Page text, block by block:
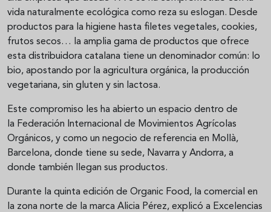
vida naturalmente ecológica como reza su eslogan. Desde
productos para la higiene hasta filetes vegetales, cookies,
frutos secos… la amplia gama de productos que ofrece
esta distribuidora catalana tiene un denominador común: lo
bio, apostando por la agricultura orgánica, la producción
vegetariana, sin gluten y sin lactosa.
Este compromiso les ha abierto un espacio dentro de
la Federación Internacional de Movimientos Agrícolas
Orgánicos, y como un negocio de referencia en Mollà,
Barcelona, donde tiene su sede, Navarra y Andorra, a
donde también llegan sus productos.
Durante la quinta edición de Organic Food, la comercial en
la zona norte de la marca Alicia Pérez, explicó a Excelencias